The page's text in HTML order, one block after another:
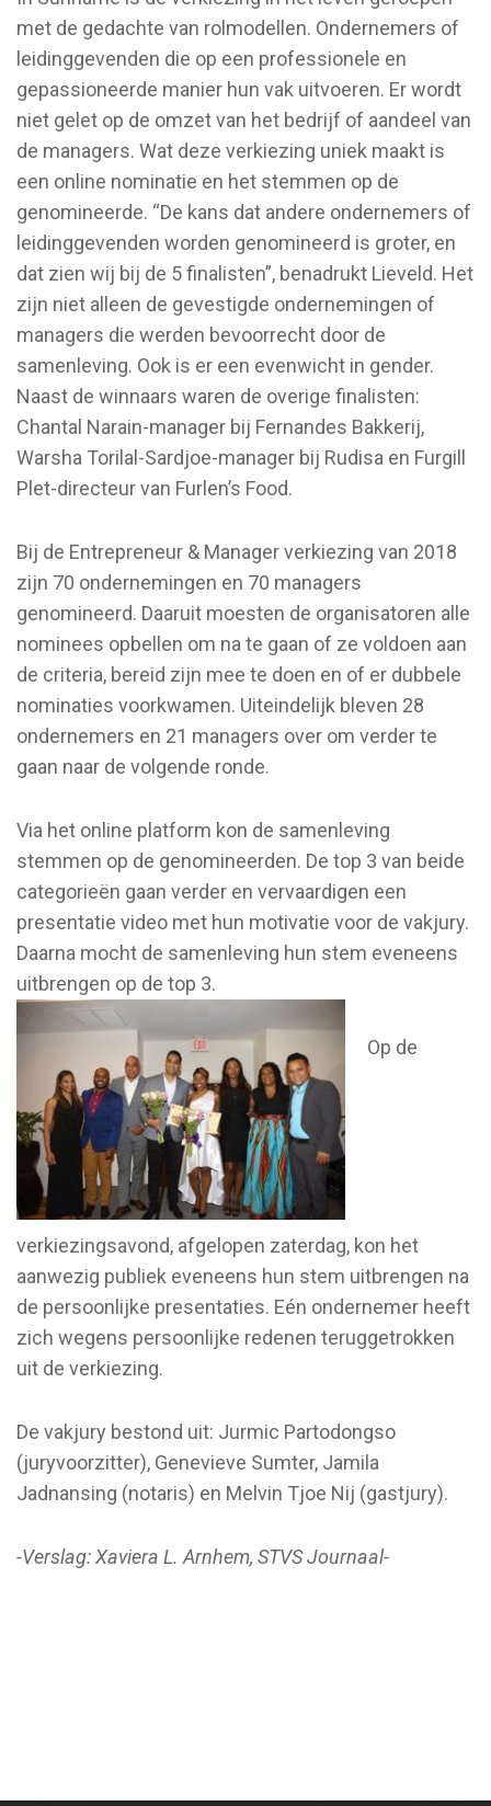
met de gedachte van rolmodellen. Ondernemers of
leidinggevenden die op een professionele en
gepassioneerde manier hun vak uitvoeren. Er wordt
niet gelet op de omzet van het bedrijf of aandeel van
de managers. Wat deze verkiezing uniek maakt is
een online nominatie en het stemmen op de
genomineerde. “De kans dat andere ondernemers of
leidinggevenden worden genomineerd is groter, en
dat zien wij bij de 5 finalisten”, benadrukt Lieveld. Het
zijn niet alleen de gevestigde ondernemingen of
managers die werden bevoorrecht door de
samenleving. Ook is er een evenwicht in gender.
Naast de winnaars waren de overige finalisten:
Chantal Narain-manager bij Fernandes Bakkerij,
Warsha Torilal-Sardjoe-manager bij Rudisa en Furgill
Plet-directeur van Furlen’s Food.
Bij de Entrepreneur & Manager verkiezing van 2018
zijn 70 ondernemingen en 70 managers
genomineerd. Daaruit moesten de organisatoren alle
nominees opbellen om na te gaan of ze voldoen aan
de criteria, bereid zijn mee te doen en of er dubbele
nominaties voorkwamen. Uiteindelijk bleven 28
ondernemers en 21 managers over om verder te
gaan naar de volgende ronde.
Via het online platform kon de samenleving
stemmen op de genomineerden. De top 3 van beide
categorieën gaan verder en vervaardigen een
presentatie video met hun motivatie voor de vakjury.
Daarna mocht de samenleving hun stem eveneens
uitbrengen op de top 3.
Op de
verkiezingsavond, afgelopen zaterdag, kon het
aanwezig publiek eveneens hun stem uitbrengen na
de persoonlijke presentaties. Eén ondernemer heeft
zich wegens persoonlijke redenen teruggetrokken
uit de verkiezing.
De vakjury bestond uit: Jurmic Partodongso
(juryvoorzitter), Genevieve Sumter, Jamila
Jadnansing (notaris) en Melvin Tjoe Nij (gastjury).
-Verslag: Xaviera L. Arnhem, STVS Journaal-